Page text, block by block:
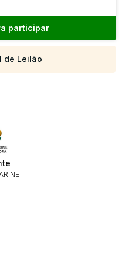
participar
de Leilão
ou